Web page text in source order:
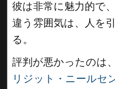
彼は非常に魅力的で
違う雰囲気は、人を
る。
評判が悪かったのは
リジット・ニールセ